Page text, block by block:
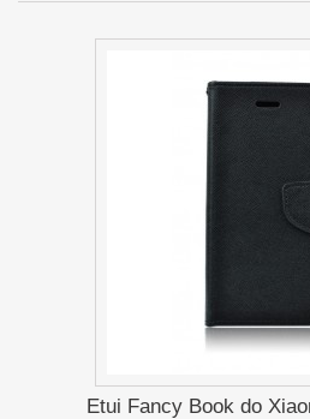
Etui Fancy Book do